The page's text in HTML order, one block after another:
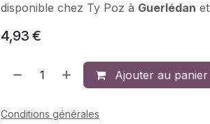
disponible chez Ty Poz à Guerlédan et
4,93 €
Ajouter au panier
Conditions générales